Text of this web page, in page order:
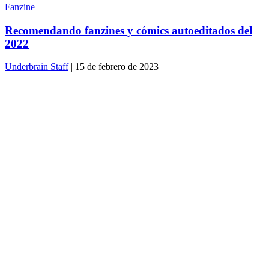
Fanzine
Recomendando fanzines y cómics autoeditados del
2022
Underbrain Staff| 15 de febrero de 2023